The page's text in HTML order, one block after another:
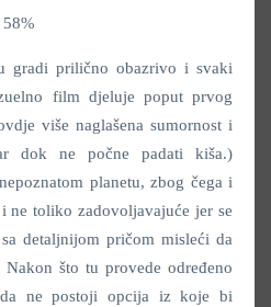
58%
gradi prilično obazrivo i svaki
film djeluje poput prvog
više naglašena sumornost i
dok ne počne padati kiša.)
planetu, zbog čega i
ne toliko zadovoljavajuće jer se
detaljnijom pričom misleći da
što tu provede određeno
ne postoji opcija iz koje bi